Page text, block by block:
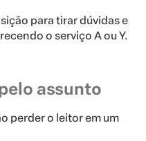
para tirar dúvidas e
o serviço A ou Y.
assunto
perder o leitor em um